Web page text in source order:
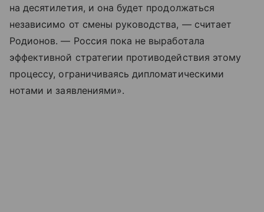
на десятилетия, и она будет продолжаться
независимо от смены руководства, — считает
Родионов. — Россия пока не выработала
эффективной стратегии противодействия этому
процессу, ограничиваясь дипломатическими
нотами и заявлениями».